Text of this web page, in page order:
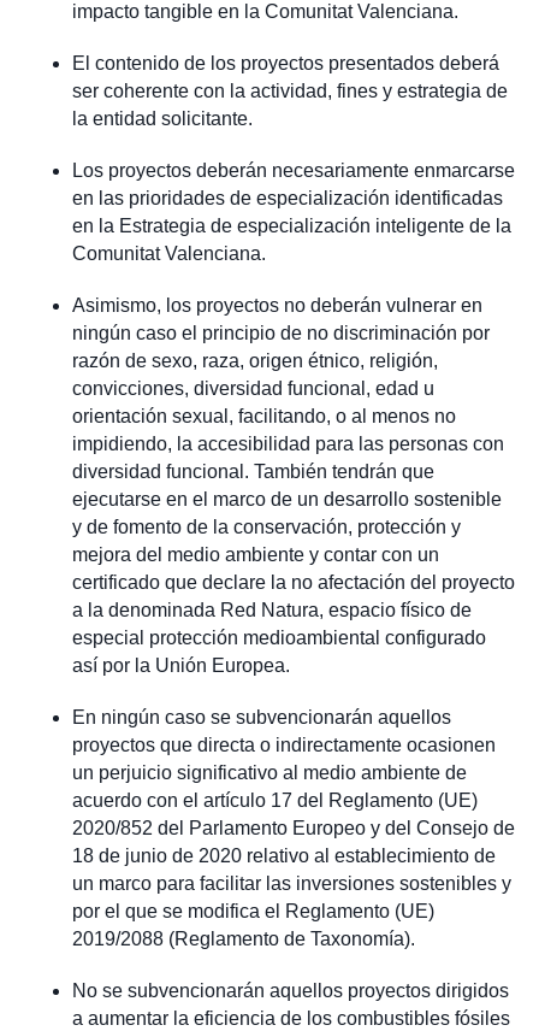
impacto tangible en la Comunitat Valenciana.
El contenido de los proyectos presentados deberá
ser coherente con la actividad, fines y estrategia de
la entidad solicitante.
Los proyectos deberán necesariamente enmarcarse
en las prioridades de especialización identificadas
en la Estrategia de especialización inteligente de la
Comunitat Valenciana.
Asimismo, los proyectos no deberán vulnerar en
ningún caso el principio de no discriminación por
razón de sexo, raza, origen étnico, religión,
convicciones, diversidad funcional, edad u
orientación sexual, facilitando, o al menos no
impidiendo, la accesibilidad para las personas con
diversidad funcional. También tendrán que
ejecutarse en el marco de un desarrollo sostenible
y de fomento de la conservación, protección y
mejora del medio ambiente y contar con un
certificado que declare la no afectación del proyecto
a la denominada Red Natura, espacio físico de
especial protección medioambiental configurado
así por la Unión Europea.
En ningún caso se subvencionarán aquellos
proyectos que directa o indirectamente ocasionen
un perjuicio significativo al medio ambiente de
acuerdo con el artículo 17 del Reglamento (UE)
2020/852 del Parlamento Europeo y del Consejo de
18 de junio de 2020 relativo al establecimiento de
un marco para facilitar las inversiones sostenibles y
por el que se modifica el Reglamento (UE)
2019/2088 (Reglamento de Taxonomía).
No se subvencionarán aquellos proyectos dirigidos
a aumentar la eficiencia de los combustibles fósiles